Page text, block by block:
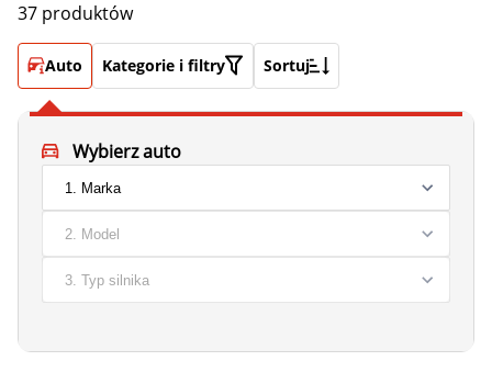
37 produktów
Auto Kategorie i filtry Sortuj
Wybierz auto